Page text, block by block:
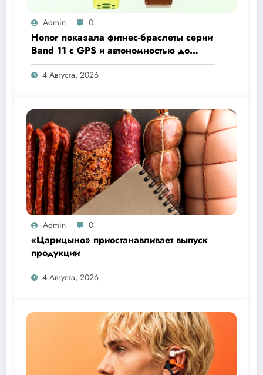
Admin 0
Honor показала фитнес-браслеты серии
Band 11 с GPS и автономностью до
26 дней
4 Августа, 2026
Admin 0
«Царицыно» приостанавливает выпуск
продукции
4 Августа, 2026